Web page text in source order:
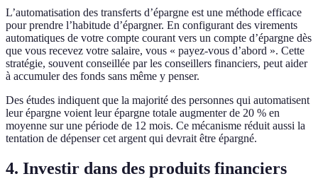
L’automatisation des transferts d’épargne est une méthode efficace
pour prendre l’habitude d’épargner. En configurant des virements
automatiques de votre compte courant vers un compte d’épargne dès
que vous recevez votre salaire, vous « payez-vous d’abord ». Cette
stratégie, souvent conseillée par les conseillers financiers, peut aider
à accumuler des fonds sans même y penser.
Des études indiquent que la majorité des personnes qui automatisent
leur épargne voient leur épargne totale augmenter de 20 % en
moyenne sur une période de 12 mois. Ce mécanisme réduit aussi la
tentation de dépenser cet argent qui devrait être épargné.
4. Investir dans des produits financiers